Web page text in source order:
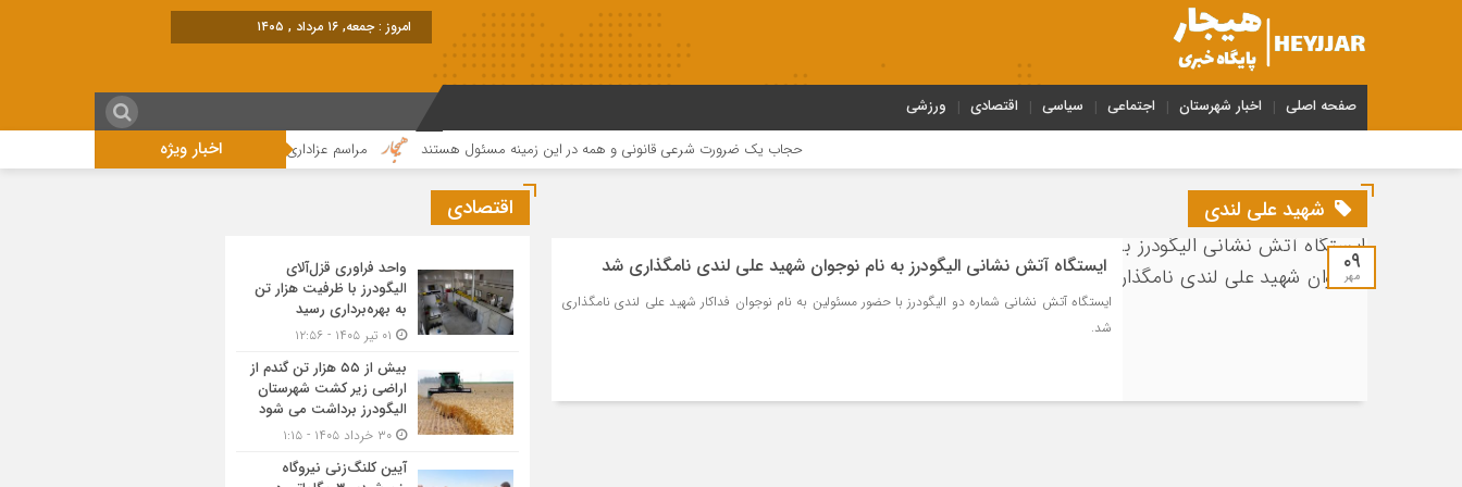
امروز : جمعه, ۱۶ مرداد , ۱۴۰۵
صفحه اصلی اخبار شهرستان اجتماعی سیاسی اقتصادی ورزشی
اخبار ویژه حجاب یک ضرورت شرعی قانونی و همه در این زمینه مسئول هستند مراسم عزاداری واقامه نماز در روز عاشورای حسینی در الیگودرز برگزار
شهید علی لندی
۰۹
مهر ‍ ایستگاه آتش نشانی الیگودرز به نام نوجوان شهید علی لندی نامگذاری شد
ایستگاه آتش نشانی شماره دو الیگودرز با حضور مسئولین به نام نوجوان فداکار شهید علی لندی نامگذاری
شد.
اقتصادی
واحد فراوری قزل‌آلای
الیگودرز با ظرفیت هزار تن
به بهره‌برداری رسید
بیش از ۵۵ هزار تن گندم از
اراضی زیر کشت شهرستان
الیگودرز برداشت می شود
آیین کلنگ‌زنی نیروگاه